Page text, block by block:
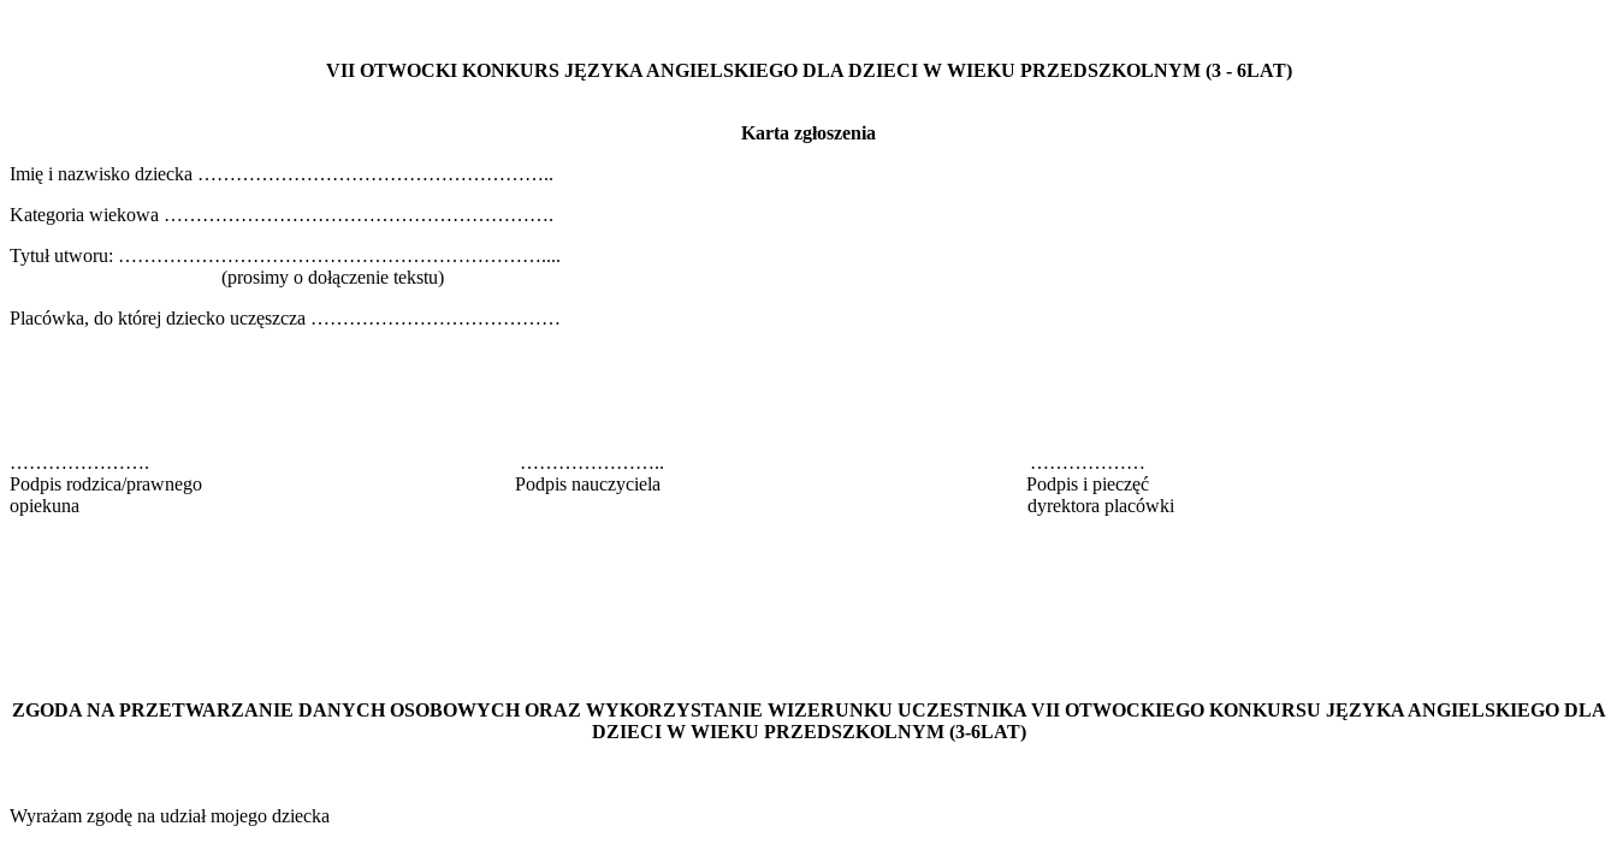
VII OTWOCKI KONKURS JĘZYKA ANGIELSKIEGO DLA DZIECI W WIEKU PRZEDSZKOLNYM (3 - 6LAT)
Karta zgłoszenia
Imię i nazwisko dziecka ………………………………………………..
Kategoria wiekowa …………………………………………………….
Tytuł utworu: …………………………………………………………....
(prosimy o dołączenie tekstu)
Placówka, do której dziecko uczęszcza …………………………………
…………………. ………………….. ………………
Podpis rodzica/prawnego Podpis nauczyciela Podpis i pieczęć
opiekuna dyrektora placówki
ZGODA NA PRZETWARZANIE DANYCH OSOBOWYCH ORAZ WYKORZYSTANIE WIZERUNKU UCZESTNIKA VII OTWOCKIEGO KONKURSU JĘZYKA ANGIELSKIEGO DLA
DZIECI W WIEKU PRZEDSZKOLNYM (3-6LAT)
Wyrażam zgodę na udział mojego dziecka